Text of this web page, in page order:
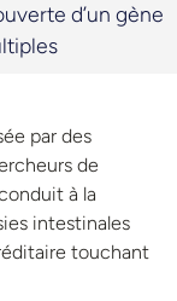
d’un gène
par des
de
à la
intestinales
touchant